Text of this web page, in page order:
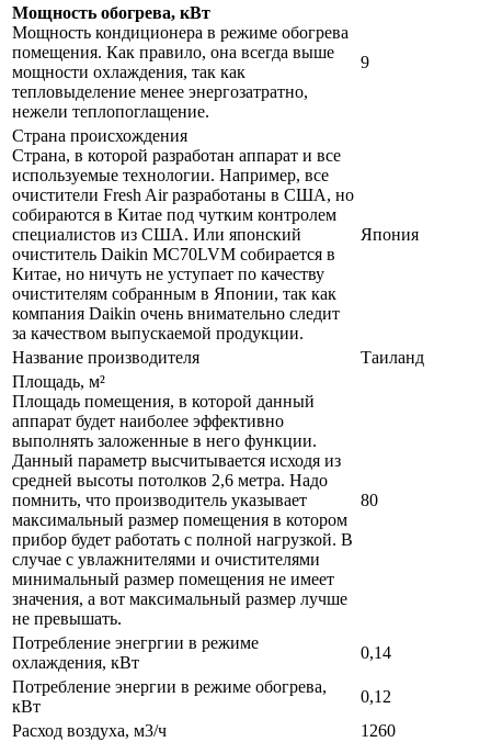
Мощность обогрева, кВт
Мощность кондиционера в режиме обогрева
помещения. Как правило, она всегда выше
мощности охлаждения, так как
тепловыделение менее энергозатратно,
нежели теплопоглащение.
9
Страна происхождения
Страна, в которой разработан аппарат и все
используемые технологии. Например, все
очистители Fresh Air разработаны в США, но
собираются в Китае под чутким контролем
специалистов из США. Или японский
очиститель Daikin MC70LVM собирается в
Китае, но ничуть не уступает по качеству
очистителям собранным в Японии, так как
компания Daikin очень внимательно следит
за качеством выпускаемой продукции.
Япония
Название производителя
Таиланд
Площадь, м²
Площадь помещения, в которой данный
аппарат будет наиболее эффективно
выполнять заложенные в него функции.
Данный параметр высчитывается исходя из
средней высоты потолков 2,6 метра. Надо
помнить, что производитель указывает
максимальный размер помещения в котором
прибор будет работать с полной нагрузкой. В
случае с увлажнителями и очистителями
минимальный размер помещения не имеет
значения, а вот максимальный размер лучше
не превышать.
80
Потребление энегргии в режиме
охлаждения, кВт
0,14
Потребление энергии в режиме обогрева,
кВт
0,12
Расход воздуха, м3/ч
1260